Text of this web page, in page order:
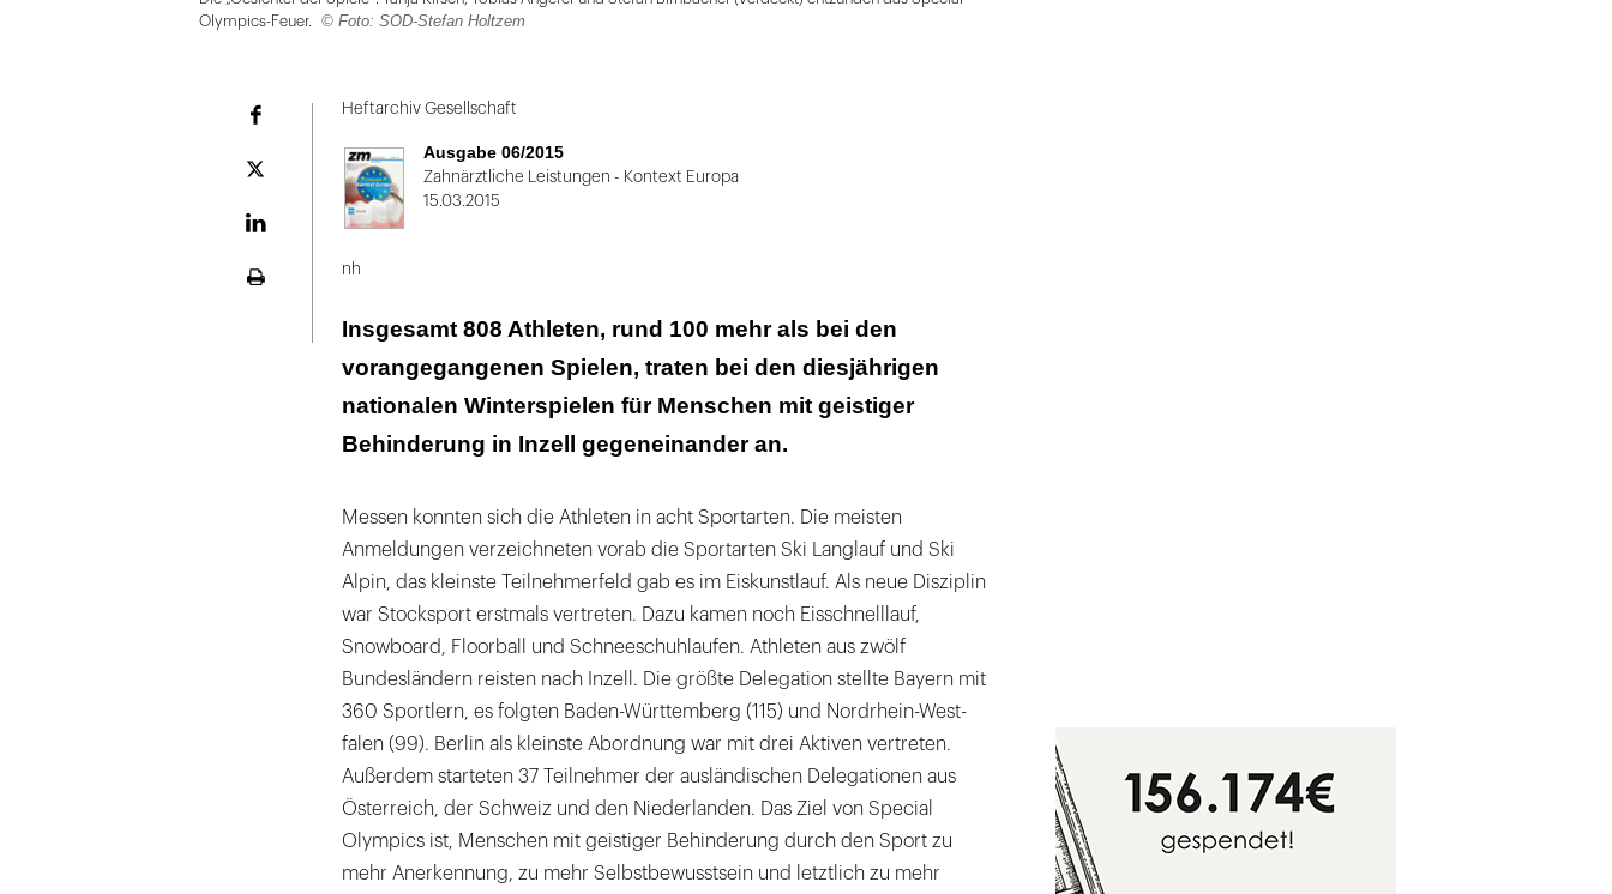
öffnen
Olympics-Feuer.
© Foto: SOD-Stefan Holtzem
Plattform
Heftarchiv Gesellschaft
Ausgabe 06/2015
Zahnärztliche Leistungen - Kontext Europa
15.03.2015
nh
Insgesamt 808 Athleten, rund 100 mehr als bei den
vorangegangenen Spielen, traten bei den diesjährigen
nationalen Winterspielen für Menschen mit geistiger
Behinderung in Inzell gegeneinander an.
Messen konnten sich die Athleten in acht Sportarten. Die meisten
Anmeldungen verzeichneten vorab die Sportarten Ski Langlauf und Ski
Alpin, das kleinste Teilnehmerfeld gab es im Eiskunstlauf. Als neue Disziplin
war Stocksport erstmals vertreten. Dazu kamen noch Eisschnelllauf,
Snowboard, Floorball und Schneeschuhlaufen. Athleten aus zwölf
Bundesländern reisten nach Inzell. Die größte Delegation stellte Bayern mit
360 Sportlern, es folgten Baden-Württemberg (115) und Nordrhein-West-
falen (99). Berlin als kleinste Abordnung war mit drei Aktiven vertreten.
Außerdem starteten 37 Teilnehmer der ausländischen Delegationen aus
Österreich, der Schweiz und den Niederlanden. Das Ziel von Special
Olympics ist, Menschen mit geistiger Behinderung durch den Sport zu
mehr Anerkennung, zu mehr Selbstbewusstsein und letztlich zu mehr